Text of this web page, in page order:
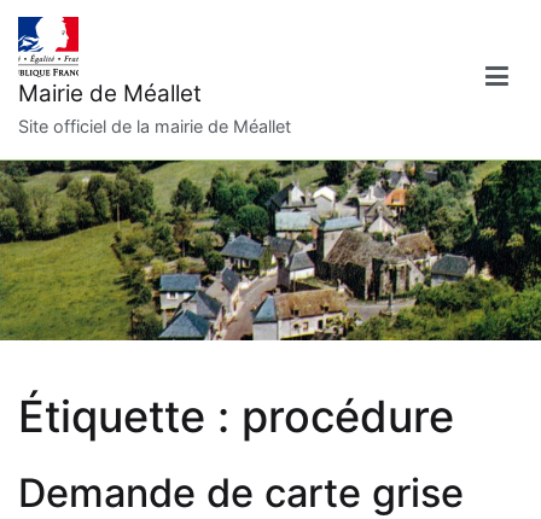
Aller
contenu
Mairie de Méallet
Site officiel de la mairie de Méallet
Étiquette : procédure
Demande de carte grise